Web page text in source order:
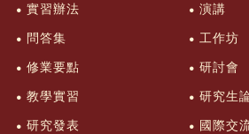
實習辦法
問答集
修業要點
教學實習
研究發表
演講
工作坊
研討會
研究生
國際交